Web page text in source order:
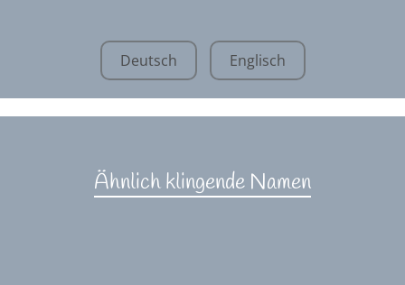
Deutsch Englisch
Ähnlich klingende Namen